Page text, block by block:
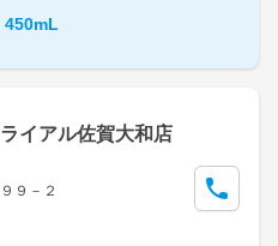
450mL
イアル佐賀大和店
９－２